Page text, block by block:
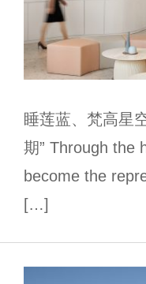
睡莲蓝、梵高星
期” Through the
become the
[…]